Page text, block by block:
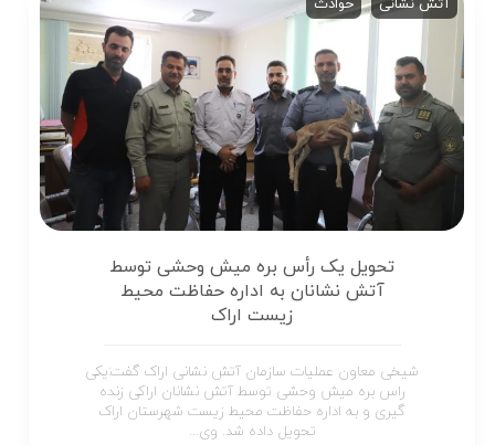
آتش نشانی حوادث
تحویل یک رأس بره میش وحشی توسط
آتش نشانان به اداره حفاظت محیط
زیست اراک
شیخی معاون عملیات سازمان آتش نشانی اراک گفت:یکی
راس بره میش وحشی توسط آتش نشانان اراکی زنده
گیری و به اداره حفاظت محیط زیست شهرستان اراک
تحویل داده شد. وی...